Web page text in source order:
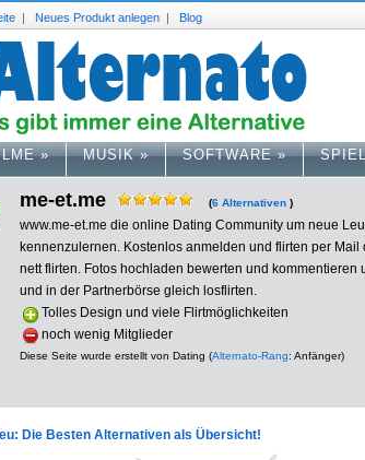
| Neues Produkt anlegen | Blog
» MUSIK» SOFTWARE»
me-et.me (6 Alternativen )
www.me-et.me die online Dating Community um neue
kennenzulernen. Kostenlos anmelden und flirten per
nett flirten. Fotos hochladen bewerten und
und in der Partnerbörse gleich losflirten.
Tolles Design und viele Flirtmöglichkeiten
noch wenig Mitglieder
Diese Seite wurde erstellt von Dating (Alternato-Rang: Anfänger)
Die Besten Alternativen als Übersicht!